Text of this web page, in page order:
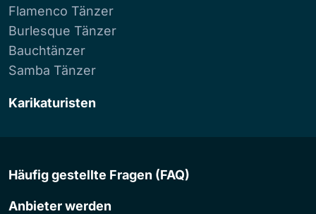
Flamenco Tänzer
Burlesque Tänzer
Bauchtänzer
Samba Tänzer
Karikaturisten
Häufig gestellte Fragen (FAQ)
Anbieter werden